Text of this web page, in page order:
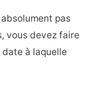
pas
vous devez faire
à laquelle